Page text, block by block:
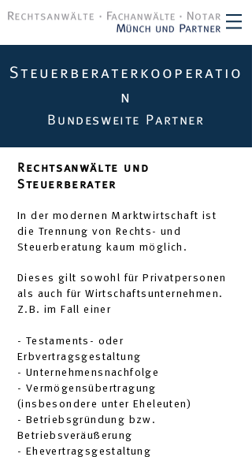
Steuerberaterkooperatio
n
Bundesweite Partner
Rechtsanwälte und
Steuerberater
In der modernen Marktwirtschaft ist
die Trennung von Rechts- und
Steuerberatung kaum möglich.
Dieses gilt sowohl für Privatpersonen
als auch für Wirtschaftsunternehmen.
Z.B. im Fall einer
- Testaments- oder
Erbvertragsgestaltung
- Unternehmensnachfolge
- Vermögensübertragung
(insbesondere unter Eheleuten)
- Betriebsgründung bzw.
Betriebsveräußerung
- Ehevertragsgestaltung